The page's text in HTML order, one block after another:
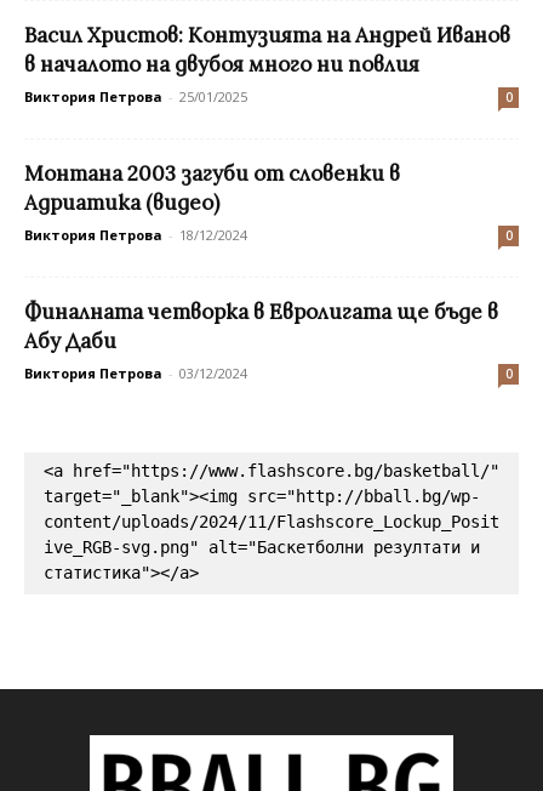
Васил Христов: Контузията на Андрей Иванов
в началото на двубоя много ни повлия
Виктория Петрова - 25/01/2025 0
Монтана 2003 загуби от словенки в
Адриатика (видео)
Виктория Петрова - 18/12/2024 0
Финалната четворка в Евролигата ще бъде в
Абу Даби
Виктория Петрова - 03/12/2024 0
<a href="https://www.flashscore.bg/basketball/"
target="_blank"><img src="http://bball.bg/wp-
content/uploads/2024/11/Flashscore_Lockup_Posit
ive_RGB-svg.png" alt="Баскетболни резултати и
статистика"></a>